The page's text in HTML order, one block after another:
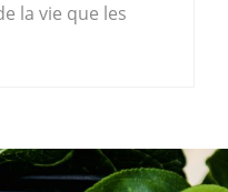
la vie que les